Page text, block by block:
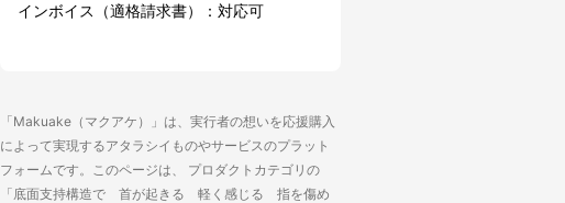
インボイス（適格請求書）：対応可
「Makuake（マクアケ）」は、実行者の想いを応援購入
によって実現するアタラシイものやサービスのプラット
フォームです。このページは、 プロダクトカテゴリの
「底面支持構造で 首が起きる 軽く感じる 指を傷め